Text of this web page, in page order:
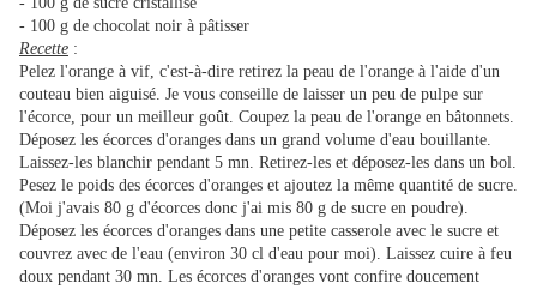
- 100 g de chocolat noir à pâtisser
Recette :
Pelez l'orange à vif, c'est-à-dire retirez la peau de l'orange à l'aide d'un
couteau bien aiguisé. Je vous conseille de laisser un peu de pulpe sur
l'écorce, pour un meilleur goût. Coupez la peau de l'orange en bâtonnets.
Déposez les écorces d'oranges dans un grand volume d'eau bouillante.
Laissez-les blanchir pendant 5 mn. Retirez-les et déposez-les dans un bol.
Pesez le poids des écorces d'oranges et ajoutez la même quantité de sucre.
(Moi j'avais 80 g d'écorces donc j'ai mis 80 g de sucre en poudre).
Déposez les écorces d'oranges dans une petite casserole avec le sucre et
couvrez avec de l'eau (environ 30 cl d'eau pour moi). Laissez cuire à feu
doux pendant 30 mn. Les écorces d'oranges vont confire doucement